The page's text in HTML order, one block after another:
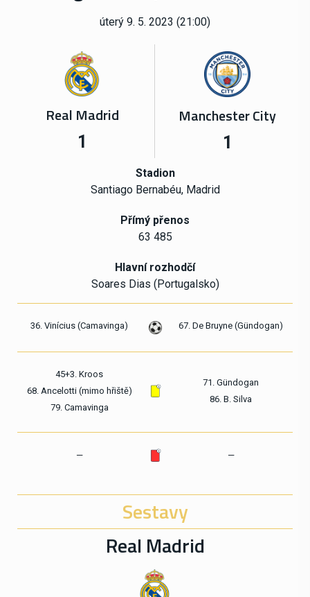
úterý 9. 5. 2023 (21:00)
Real Madrid
1
Manchester City
1
Stadion
Santiago Bernabéu, Madrid
Přímý přenos
63 485
Hlavní rozhodčí
Soares Dias (Portugalsko)
36. Vinícius (Camavinga) 67. De Bruyne (Gündogan)
45+3. Kroos
68. Ancelotti (mimo hřiště)
79. Camavinga
71. Gündogan
86. B. Silva
— —
Sestavy
Real Madrid